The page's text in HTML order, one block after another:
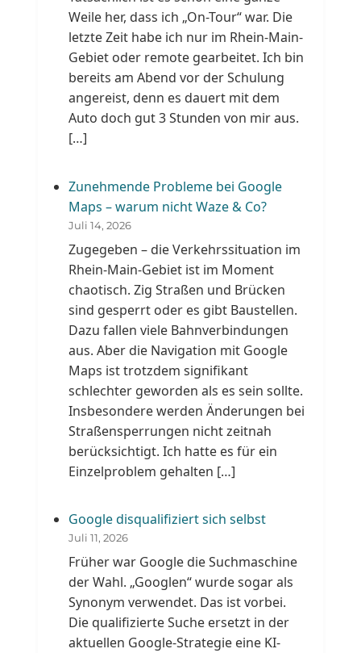
Weile her, dass ich „On-Tour“ war. Die
letzte Zeit habe ich nur im Rhein-Main-
Gebiet oder remote gearbeitet. Ich bin
bereits am Abend vor der Schulung
angereist, denn es dauert mit dem
Auto doch gut 3 Stunden von mir aus.
[…]
Zunehmende Probleme bei Google
Maps – warum nicht Waze & Co?
Juli 14, 2026
Zugegeben – die Verkehrssituation im
Rhein-Main-Gebiet ist im Moment
chaotisch. Zig Straßen und Brücken
sind gesperrt oder es gibt Baustellen.
Dazu fallen viele Bahnverbindungen
aus. Aber die Navigation mit Google
Maps ist trotzdem signifikant
schlechter geworden als es sein sollte.
Insbesondere werden Änderungen bei
Straßensperrungen nicht zeitnah
berücksichtigt. Ich hatte es für ein
Einzelproblem gehalten […]
Google disqualifiziert sich selbst
Juli 11, 2026
Früher war Google die Suchmaschine
der Wahl. „Googlen“ wurde sogar als
Synonym verwendet. Das ist vorbei.
Die qualifizierte Suche ersetzt in der
aktuellen Google-Strategie eine KI-